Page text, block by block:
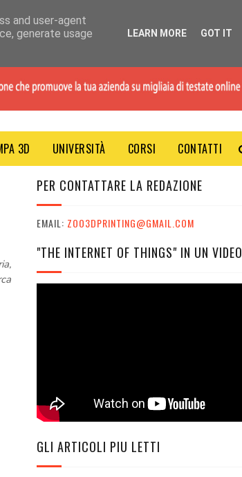
3D UNIVERSITÀ CORSI CONTATTI
PER CONTATTARE LA REDAZIONE
EMAIL: ZOO3DPRINTING@GMAIL.COM
"THE INTERNET OF THINGS" IN UN VIDEO
GLI ARTICOLI PIU LETTI
and user-agent
generate usage
LEARN MORE GOT IT